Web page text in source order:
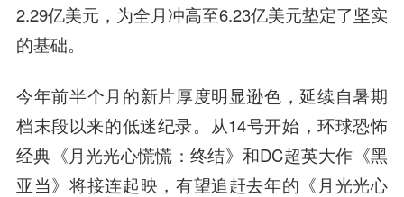
2.29亿美元，为全月冲高至6.23亿美元垫定了坚实
的基础。
今年前半个月的新片厚度明显逊色，延续自暑期
档末段以来的低迷纪录。从14号开始，环球恐怖
经典《月光光心慌慌：终结》和DC超英大作《黑
亚当》将接连起映，有望追赶去年的《月光光心